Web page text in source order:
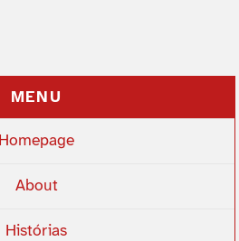
MENU
Homepage
About
Histórias